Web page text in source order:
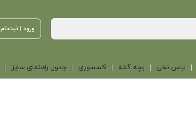
ورود | ثبت‌نام
لباس نخی بچه گانه اکسسوری جدول راهنمای سایز